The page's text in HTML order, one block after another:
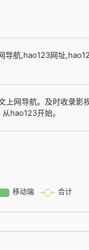
导航,hao123网址
上网导航。及时收录影
hao123开始。